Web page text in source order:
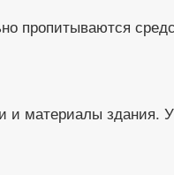
пропитываются
материалы здания.